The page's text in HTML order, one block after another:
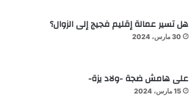
هل تسير عمالة إقليم فجيج إلى الزوال؟
30 مارس، 2024
على هامش ضجة -ولاد يزة-
15 مارس، 2024